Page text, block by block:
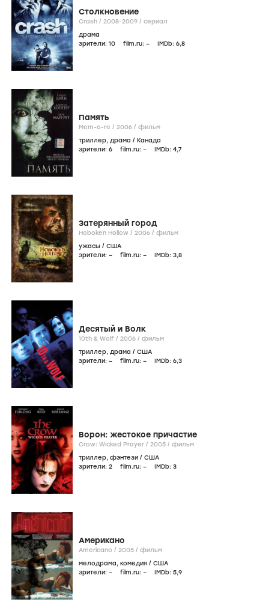
Столкновение
Crash / 2008-2009 / сериал
драма
зрители: 10 film.ru: – IMDb: 6,8
Память
Mem-o-re / 2006 / фильм
триллер, драма / Канада
зрители: 6 film.ru: – IMDb: 4,7
Затерянный город
Hoboken Hollow / 2006 / фильм
ужасы / США
зрители: – film.ru: – IMDb: 3,8
Десятый и Волк
10th & Wolf / 2006 / фильм
триллер, драма / США
зрители: – film.ru: – IMDb: 6,3
Ворон: жестокое причастие
Crow: Wicked Prayer / 2005 / фильм
триллер, фэнтези / США
зрители: 2 film.ru: – IMDb: 3
Американо
Americano / 2005 / фильм
мелодрама, комедия / США
зрители: – film.ru: – IMDb: 5,9